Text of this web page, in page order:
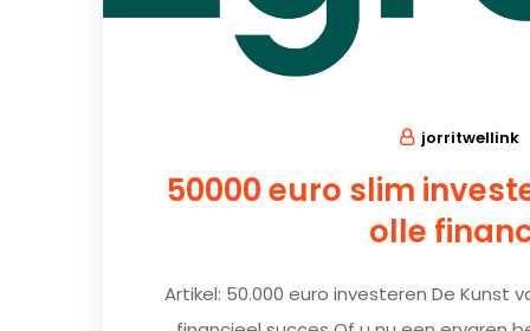
jorritwellink
50000 euro slim
olle
Artikel: 50.000 euro investeren De Kunst